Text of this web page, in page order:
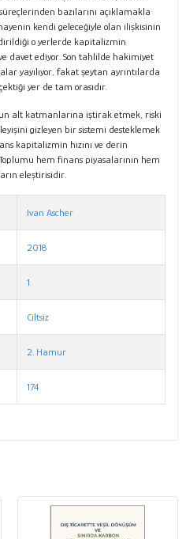
bazılarını açıklamakla
kendi geleceğiyle olan ilişkisinin
o yerlerde kapitalizmin
davet ediyor. Son tahlilde hakimiyet
yayılıyor, fakat şeytan ayrıntılarda
yer de tam orasıdır.
alt katmanlarına iştirak etmek, riski
gizleyen bir sistemi desteklemek
kapitalizmin hızını ve derin
hem finans piyasalarının hem
eleştirisidir.
Ivan Ascher
2018
1
Ciltsiz
2. Hamur
174